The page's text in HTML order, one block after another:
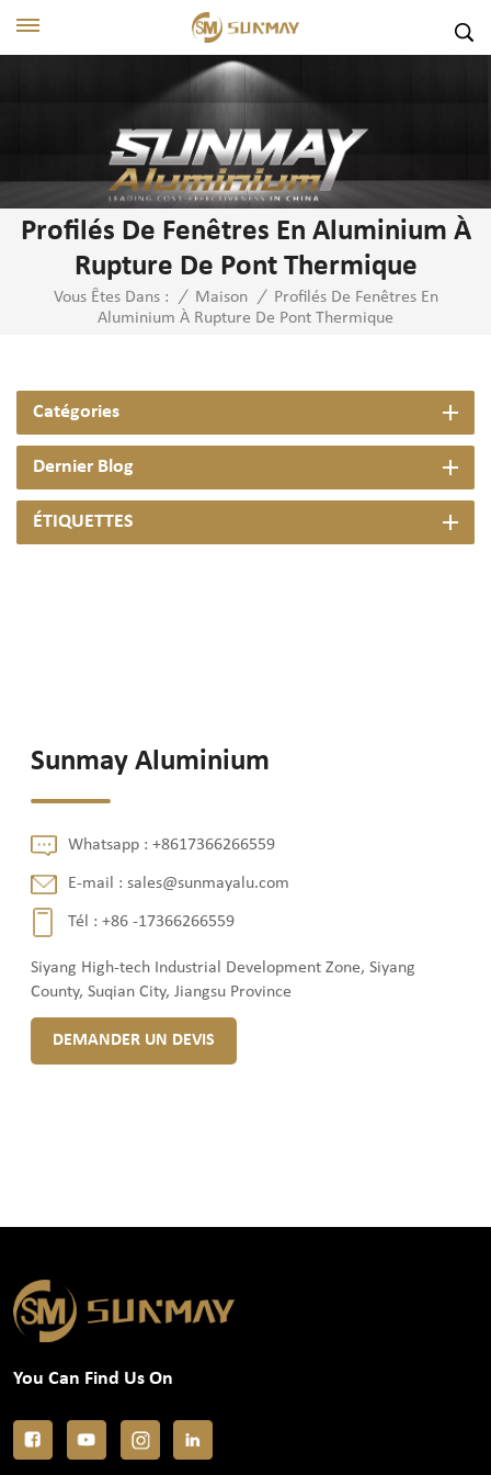
Profilés De Fenêtres En Aluminium À
Rupture De Pont Thermique
Vous Êtes Dans : / Maison /
Profilés De Fenêtres En
Aluminium À Rupture De Pont Thermique
Catégories
Dernier Blog
ÉTIQUETTES
Sunmay Aluminium
Whatsapp :+8617366266559
E-mail :sales@sunmayalu.com
Tél :+86 -17366266559
Siyang High-tech Industrial Development Zone, Siyang
County, Suqian City, Jiangsu Province
DEMANDER UN DEVIS
You Can Find Us On